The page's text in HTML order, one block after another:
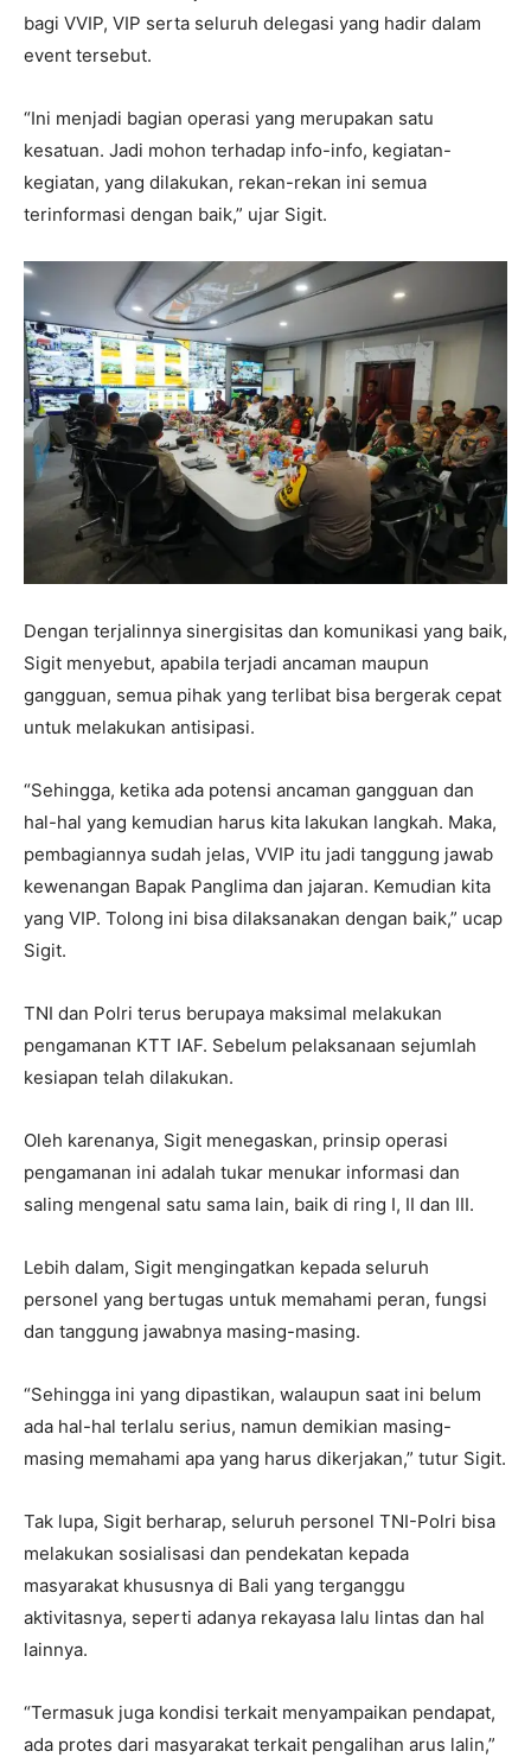
bagi VVIP, VIP serta seluruh delegasi yang hadir dalam
event tersebut.
“Ini menjadi bagian operasi yang merupakan satu
kesatuan. Jadi mohon terhadap info-info, kegiatan-
kegiatan, yang dilakukan, rekan-rekan ini semua
terinformasi dengan baik,” ujar Sigit.
Dengan terjalinnya sinergisitas dan komunikasi yang baik,
Sigit menyebut, apabila terjadi ancaman maupun
gangguan, semua pihak yang terlibat bisa bergerak cepat
untuk melakukan antisipasi.
“Sehingga, ketika ada potensi ancaman gangguan dan
hal-hal yang kemudian harus kita lakukan langkah. Maka,
pembagiannya sudah jelas, VVIP itu jadi tanggung jawab
kewenangan Bapak Panglima dan jajaran. Kemudian kita
yang VIP. Tolong ini bisa dilaksanakan dengan baik,” ucap
Sigit.
TNI dan Polri terus berupaya maksimal melakukan
pengamanan KTT IAF. Sebelum pelaksanaan sejumlah
kesiapan telah dilakukan.
Oleh karenanya, Sigit menegaskan, prinsip operasi
pengamanan ini adalah tukar menukar informasi dan
saling mengenal satu sama lain, baik di ring I, II dan III.
Lebih dalam, Sigit mengingatkan kepada seluruh
personel yang bertugas untuk memahami peran, fungsi
dan tanggung jawabnya masing-masing.
“Sehingga ini yang dipastikan, walaupun saat ini belum
ada hal-hal terlalu serius, namun demikian masing-
masing memahami apa yang harus dikerjakan,” tutur Sigit.
Tak lupa, Sigit berharap, seluruh personel TNI-Polri bisa
melakukan sosialisasi dan pendekatan kepada
masyarakat khususnya di Bali yang terganggu
aktivitasnya, seperti adanya rekayasa lalu lintas dan hal
lainnya.
“Termasuk juga kondisi terkait menyampaikan pendapat,
ada protes dari masyarakat terkait pengalihan arus lalin,”